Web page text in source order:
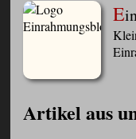
E
Artikel aus